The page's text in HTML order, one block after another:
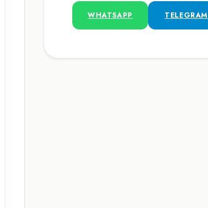
WHATSAPP TELEGRAM